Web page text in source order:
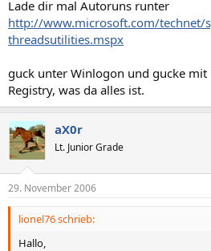
Lade dir mal Autoruns runter
http://www.microsoft.com/technet/
threadsutilities.mspx
guck unter Winlogon und gucke
Registry, was da alles ist.
aX0r
Lt. Junior Grade
29. November 2006
lionel76 schrieb:
Hallo,